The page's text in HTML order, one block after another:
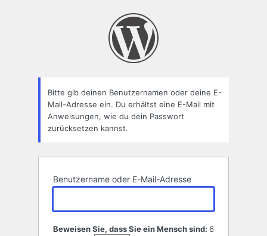
Bitte gib deinen Benutzernamen oder deine E-
Mail-Adresse ein. Du erhältst eine E-Mail mit
Anweisungen, wie du dein Passwort
zurücksetzen kannst.
Benutzername oder E-Mail-Adresse
Beweisen Sie, dass Sie ein Mensch sind: 6